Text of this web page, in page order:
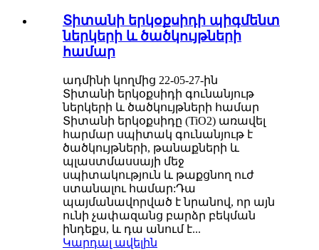
Տիտանի երկօքսիդի պիգմենտ
ներկերի և ծածկույթների
համար
ադմինի կողմից 22-05-27-ին
Տիտանի երկօքսիդի գունանյութ
ներկերի և ծածկույթների համար
Տիտանի երկօքսիդը (TiO2) առավել
հարմար սպիտակ գունանյութ է
ծածկույթների, թանաքների և
պլաստմասսայի մեջ
սպիտակություն և թաքցնող ուժ
ստանալու համար:Դա
պայմանավորված է նրանով, որ այն
ունի չափազանց բարձր բեկման
ինդեքս, և դա անում է...
Կարդալ ավելին